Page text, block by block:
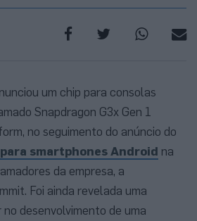
um chip para consolas
Snapdragon G3x Gen 1
no seguimento do anúncio do
smartphones Android na
da empresa, a
Foi ainda revelada uma
desenvolvimento de uma